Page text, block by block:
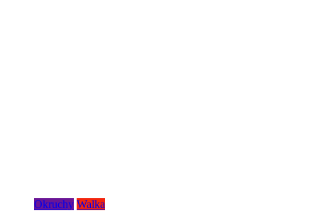
Okruchy Walka